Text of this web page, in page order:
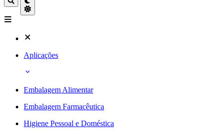
Aplicações
Embalagem Alimentar
Embalagem Farmacêutica
Higiene Pessoal e Doméstica